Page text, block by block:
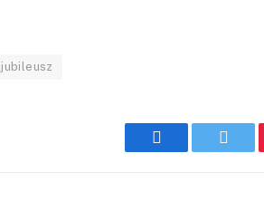
jubileusz
Facebook